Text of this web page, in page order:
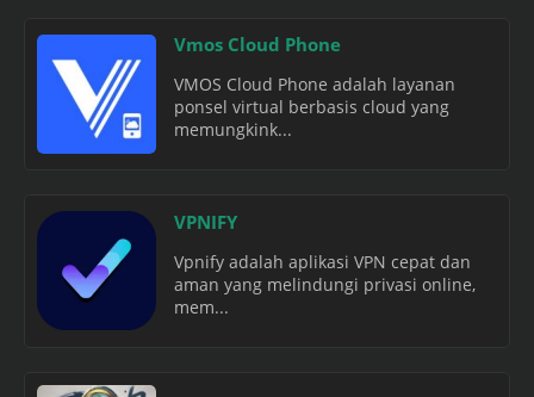
Vmos Cloud Phone
VMOS Cloud Phone adalah layanan
ponsel virtual berbasis cloud yang
memungkink...
VPNIFY
Vpnify adalah aplikasi VPN cepat dan
aman yang melindungi privasi online,
mem...